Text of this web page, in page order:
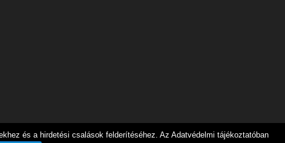
és a hirdetési csalások felderítéséhez. Az Adatvédelmi tájékoztatóban